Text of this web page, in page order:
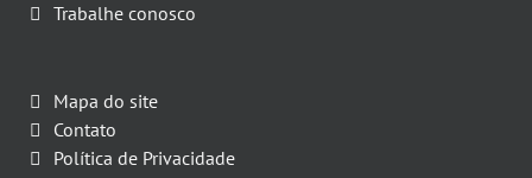
Trabalhe conosco
Mapa do site
Contato
Política de Privacidade